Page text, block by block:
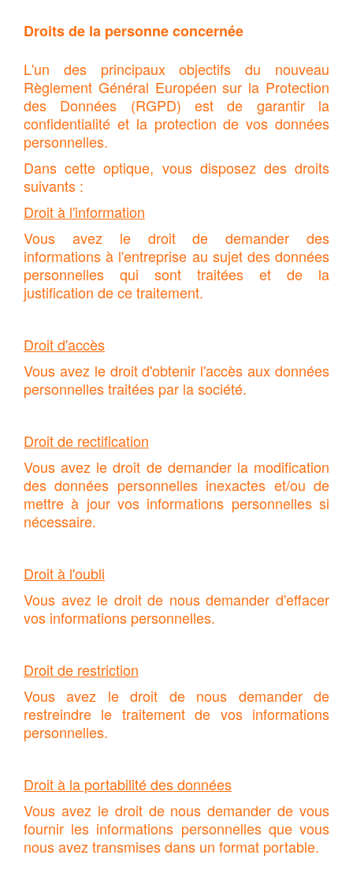
Droits de la personne concernée
L'un des principaux objectifs du nouveau
Règlement Général Européen sur la Protection
des Données (RGPD) est de garantir la
confidentialité et la protection de vos données
personnelles.
Dans cette optique, vous disposez des droits
suivants :
Droit à l'information
Vous avez le droit de demander des
informations à l'entreprise au sujet des données
personnelles qui sont traitées et de la
justification de ce traitement.
Droit d'accès
Vous avez le droit d'obtenir l'accès aux données
personnelles traitées par la société.
Droit de rectification
Vous avez le droit de demander la modification
des données personnelles inexactes et/ou de
mettre à jour vos informations personnelles si
nécessaire.
Droit à l'oubli
Vous avez le droit de nous demander d'effacer
vos informations personnelles.
Droit de restriction
Vous avez le droit de nous demander de
restreindre le traitement de vos informations
personnelles.
Droit à la portabilité des données
Vous avez le droit de nous demander de vous
fournir les informations personnelles que vous
nous avez transmises dans un format portable.